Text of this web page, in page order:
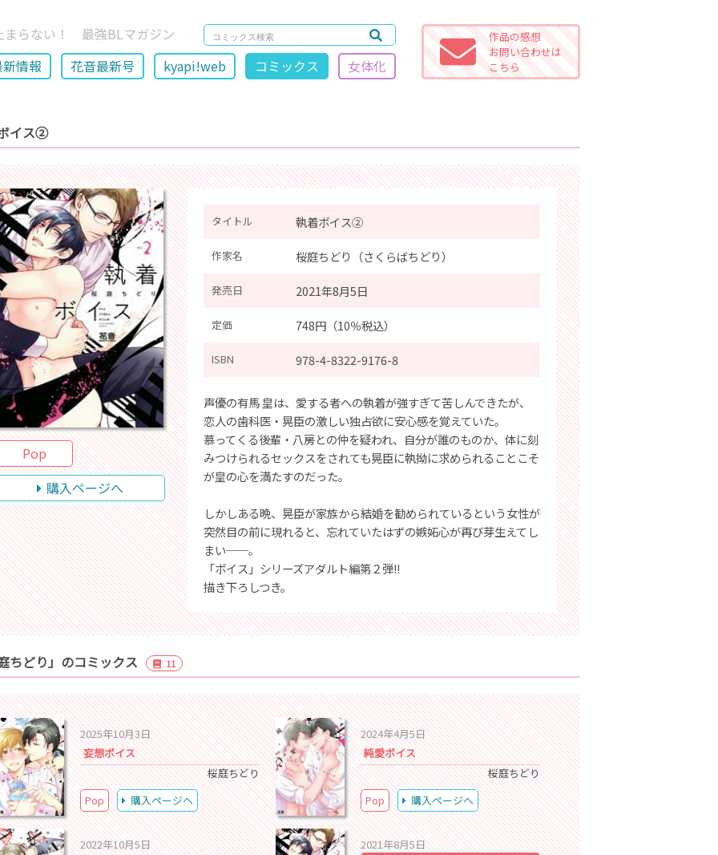
まらない！ 最強BLマガジン
情報
花音最新号 kyapi!web コミックス 女体化
作品の感想
お問い合わせは
こちら
イス②
Pop
購入ページへ
タイトル 執着ボイス②
作家名 桜庭ちどり（さくらばちどり）
発売日 2021年8月5日
定価 748円（10％税込）
ISBN 978-4-8322-9176-8
声優の有馬 皇は、愛する者への執着が強すぎて苦しんできたが、
恋人の歯科医・晃臣の激しい独占欲に安心感を覚えていた。
慕ってくる後輩・八房との仲を疑われ、自分が誰のものか、体に刻
みつけられるセックスをされても晃臣に執拗に求められることこそ
が皇の心を満たすのだった。
しかしある晩、晃臣が家族から結婚を勧められているという女性が
突然目の前に現れると、忘れていたはずの嫉妬心が再び芽生えてし
まい──。
「ボイス」シリーズアダルト編第２弾!!
描き下ろしつき。
ちどり」のコミックス 11
2025年10月3日
妄想ボイス
桜庭ちどり
Pop
購入ページへ
2024年4月5日
純愛ボイス
桜庭ちどり
Pop
購入ページへ
2022年10月5日
2021年8月5日